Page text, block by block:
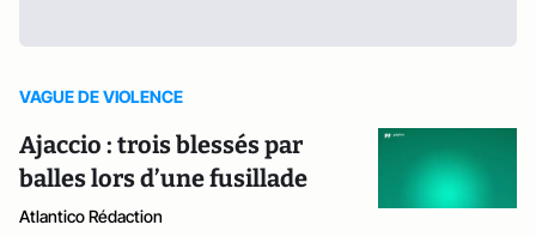
VAGUE DE VIOLENCE
Ajaccio : trois blessés par
balles lors d’une fusillade
Atlantico Rédaction